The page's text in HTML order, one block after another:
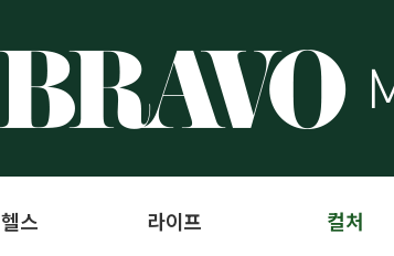
헬스 라이프 컬처